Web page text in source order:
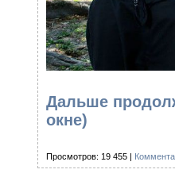
Дальше
окне)
Просмотров: 19 455 |